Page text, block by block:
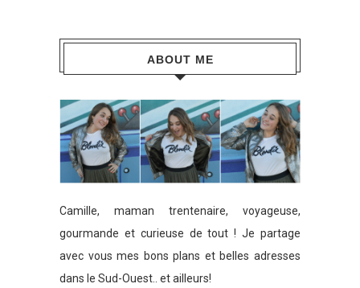
ABOUT ME
Camille, maman trentenaire, voyageuse,
gourmande et curieuse de tout ! Je partage
avec vous mes bons plans et belles adresses
dans le Sud-Ouest.. et ailleurs!